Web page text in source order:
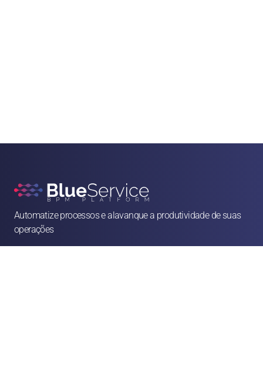
Automatize processos e alavanque a produtividade de suas
operações